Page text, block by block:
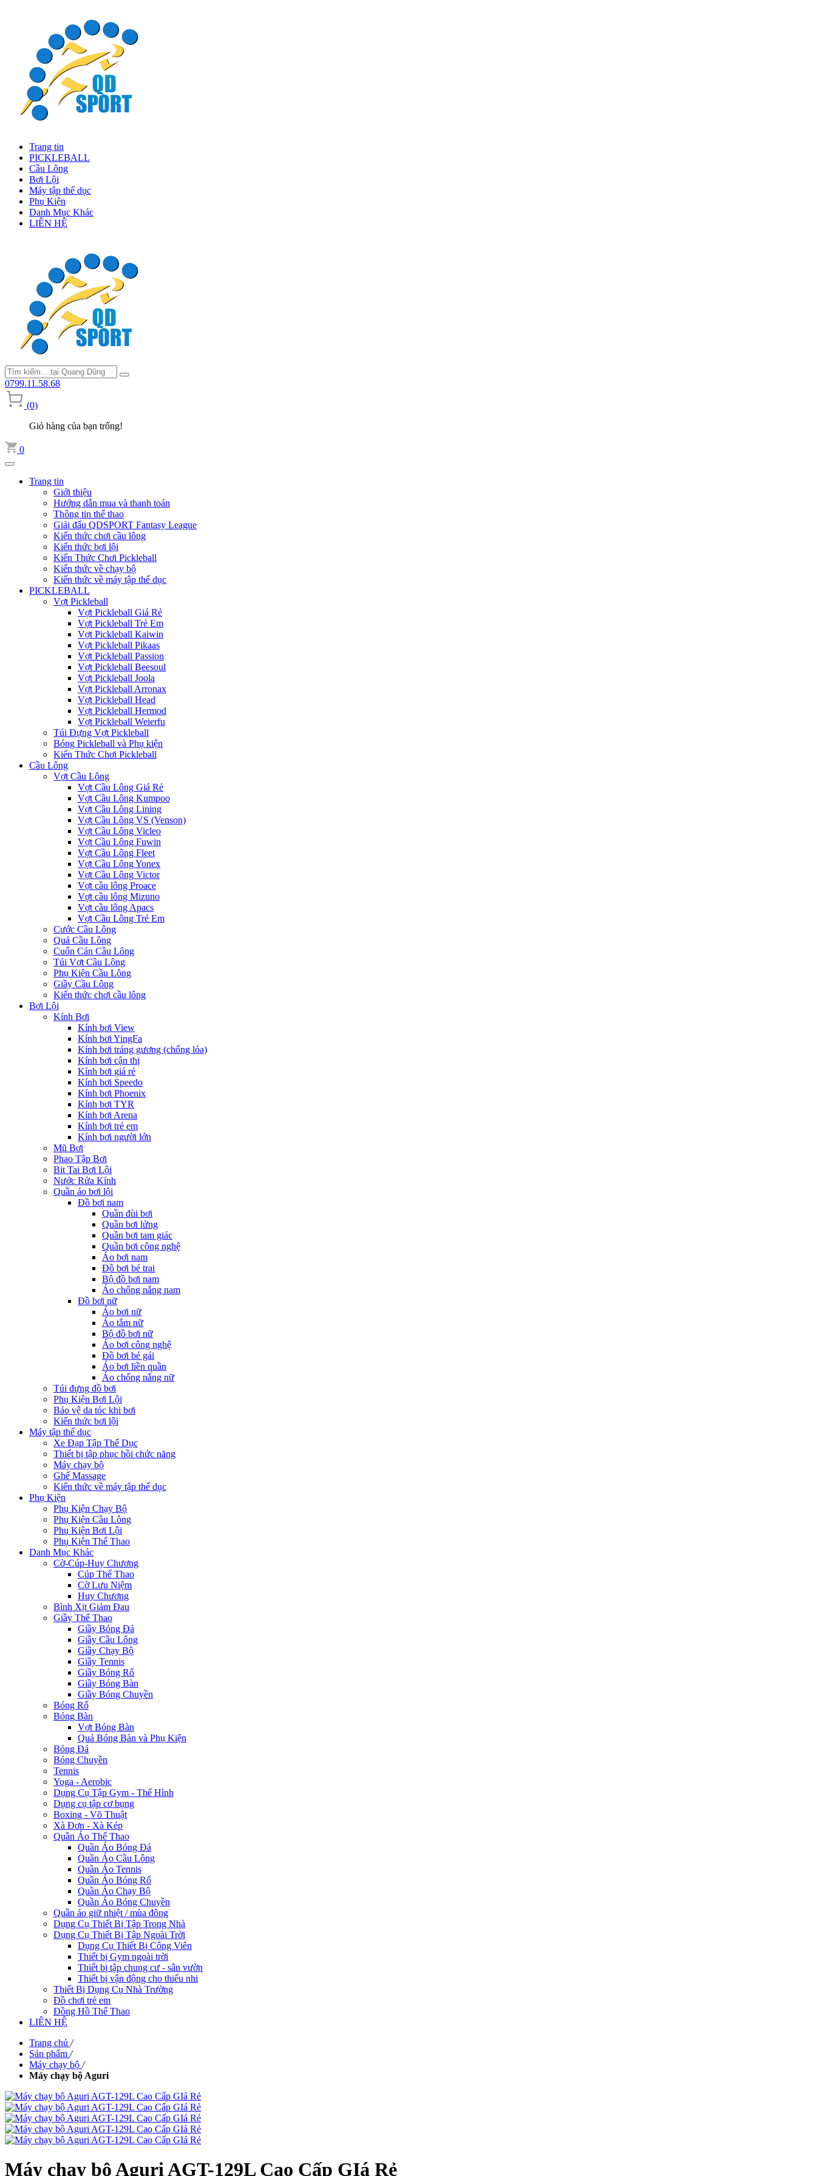
Trang tin
PICKLEBALL
Cầu Lông
Bơi Lội
Máy tập thể dục
Phụ Kiện
Danh Mục Khác
LIÊN HỆ
0799.11.58.68
(0)
Giỏ hàng của bạn trống!
0
Trang tin
Giới thiệu
Hướng dẫn mua và thanh toán
Thông tin thể thao
Giải đấu QDSPORT Fantasy League
Kiến thức chơi cầu lông
Kiến thức bơi lội
Kiến Thức Chơi Pickleball
Kiến thức về chạy bộ
Kiến thức về máy tập thể dục
PICKLEBALL
Vợt Pickleball
Vợt Pickleball Giá Rẻ
Vợt Pickleball Trẻ Em
Vợt Pickleball Kaiwin
Vợt Pickleball Pikaas
Vợt Pickleball Passion
Vợt Pickleball Beesoul
Vợt Pickleball Joola
Vợt Pickleball Arronax
Vợt Pickleball Head
Vợt Pickleball Hermod
Vợt Pickleball Weierfu
Túi Đựng Vợt Pickleball
Bóng Pickleball và Phụ kiện
Kiến Thức Chơi Pickleball
Cầu Lông
Vợt Cầu Lông
Vợt Cầu Lông Giá Rẻ
Vợt Cầu Lông Kumpoo
Vợt Cầu Lông Lining
Vợt Cầu Lông VS (Venson)
Vợt Cầu Lông Vicleo
Vợt Cầu Lông Fuwin
Vợt Cầu Lông Fleet
Vợt Cầu Lông Yonex
Vợt Cầu Lông Victor
Vợt cầu lông Proace
Vợt cầu lông Mizuno
Vợt cầu lông Apacs
Vợt Cầu Lông Trẻ Em
Cước Cầu Lông
Quả Cầu Lông
Cuốn Cán Cầu Lông
Túi Vợt Cầu Lông
Phụ Kiện Cầu Lông
Giầy Cầu Lông
Kiến thức chơi cầu lông
Bơi Lội
Kính Bơi
Kính bơi View
Kính bơi YingFa
Kính bơi tráng gương (chống lóa)
Kính bơi cận thị
Kính bơi giá rẻ
Kính bơi Speedo
Kính bơi Phoenix
Kính bơi TYR
Kính bơi Arena
Kính bơi trẻ em
Kính bơi người lớn
Mũ Bơi
Phao Tập Bơi
Bit Tai Bơi Lội
Nước Rửa Kính
Quần áo bơi lội
Đồ bơi nam
Quần đùi bơi
Quần bơi lửng
Quần bơi tam giác
Quần bơi công nghệ
Áo bơi nam
Đồ bơi bé trai
Bộ đồ bơi nam
Áo chống nắng nam
Đồ bơi nữ
Áo bơi nữ
Áo tắm nữ
Bộ đồ bơi nữ
Áo bơi công nghệ
Đồ bơi bé gái
Áo bơi liền quần
Áo chống nắng nữ
Túi đựng đồ bơi
Phụ Kiện Bơi Lội
Bảo vệ da tóc khi bơi
Kiến thức bơi lội
Máy tập thể dục
Xe Đạp Tập Thể Dục
Thiết bị tập phục hồi chức năng
Máy chạy bộ
Ghế Massage
Kiến thức về máy tập thể dục
Phụ Kiện
Phụ Kiện Chạy Bộ
Phụ Kiện Cầu Lông
Phụ Kiện Bơi Lội
Phụ Kiện Thể Thao
Danh Mục Khác
Cờ-Cúp-Huy Chương
Cúp Thể Thao
Cờ Lưu Niệm
Huy Chương
Bình Xịt Giảm Đau
Giầy Thể Thao
Giầy Bóng Đá
Giầy Cầu Lông
Giầy Chạy Bộ
Giầy Tennis
Giầy Bóng Rổ
Giầy Bóng Bàn
Giầy Bóng Chuyền
Bóng Rổ
Bóng Bàn
Vợt Bóng Bàn
Quả Bóng Bàn và Phụ Kiện
Bóng Đá
Bóng Chuyền
Tennis
Yoga - Aerobic
Dụng Cụ Tập Gym - Thể Hình
Dụng cụ tập cơ bụng
Boxing - Võ Thuật
Xà Đơn - Xà Kép
Quần Áo Thể Thao
Quần Áo Bóng Đá
Quần Áo Cầu Lông
Quần Áo Tennis
Quần Áo Bóng Rổ
Quần Áo Chạy Bộ
Quần Áo Bóng Chuyền
Quần áo giữ nhiệt / mùa đông
Dụng Cụ Thiết Bị Tập Trong Nhà
Dụng Cụ Thiết Bị Tập Ngoài Trời
Dụng Cụ Thiết Bị Công Viên
Thiết bị Gym ngoài trời
Thiết bị tập chung cư - sân vườn
Thiết bị vận động cho thiếu nhi
Thiết Bị Dụng Cụ Nhà Trường
Đồ chơi trẻ em
Đồng Hồ Thể Thao
LIÊN HỆ
Trang chủ /
Sản phẩm /
Máy chạy bộ /
Máy chạy bộ Aguri
Máy chạy bộ Aguri AGT-129L Cao Cấp GIá Rẻ